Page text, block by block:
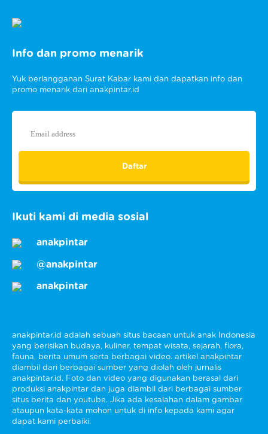
Info dan promo menarik
Yuk berlangganan Surat Kabar kami dan dapatkan info dan
promo menarik dari anakpintar.id
Ikuti kami di media sosial
anakpintar
@anakpintar
anakpintar
anakpintar.id adalah sebuah situs bacaan untuk anak Indonesia
yang berisikan budaya, kuliner, tempat wisata, sejarah, flora,
fauna, berita umum serta berbagai video. artikel anakpintar
diambil dari berbagai sumber yang diolah oleh jurnalis
anakpintar.id. Foto dan video yang digunakan berasal dari
produksi anakpintar dan juga diambil dari berbagai sumber
situs berita dan youtube. Jika ada kesalahan dalam gambar
ataupun kata-kata mohon untuk di info kepada kami agar
dapat kami perbaiki.